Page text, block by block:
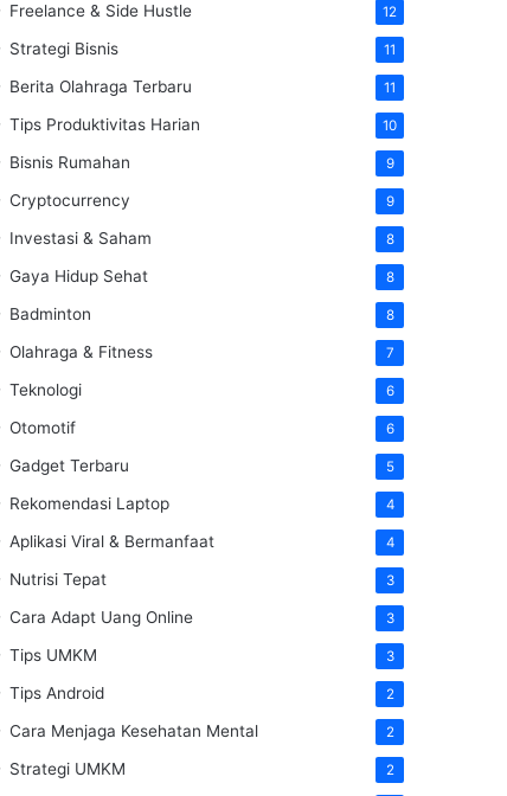
Freelance & Side Hustle 12
Strategi Bisnis 11
Berita Olahraga Terbaru 11
Tips Produktivitas Harian 10
Bisnis Rumahan 9
Cryptocurrency 9
Investasi & Saham 8
Gaya Hidup Sehat 8
Badminton 8
Olahraga & Fitness 7
Teknologi 6
Otomotif 6
Gadget Terbaru 5
Rekomendasi Laptop 4
Aplikasi Viral & Bermanfaat 4
Nutrisi Tepat 3
Cara Adapt Uang Online 3
Tips UMKM 3
Tips Android 2
Cara Menjaga Kesehatan Mental 2
Strategi UMKM 2